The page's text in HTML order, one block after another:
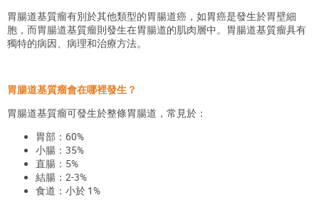
胃腸道基質瘤有別於其他類型的胃腸道癌，如胃癌是發生於胃壁細
胞，而胃腸道基質瘤則發生在胃腸道的肌肉層中。胃腸道基質瘤具有
獨特的病因、病理和治療方法。
胃腸道基質瘤會在哪裡發生？
胃腸道基質瘤可發生於整條胃腸道，常見於：
胃部：60%
小腸：35%
直腸：5%
結腸：2-3%
食道：小於 1%